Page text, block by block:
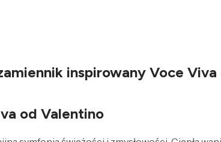
inspirowany Voce
od Valentino